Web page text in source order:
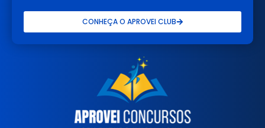
CONHEÇA O APROVEI CLUB